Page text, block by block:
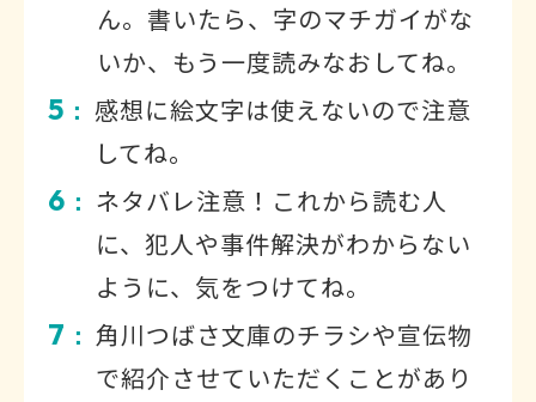
ん。書いたら、字のマチガイがな
いか、もう一度読みなおしてね。
5 ： 感想に絵文字は使えないので注意
してね。
6 ： ネタバレ注意！これから読む人
に、犯人や事件解決がわからない
ように、気をつけてね。
7 ： 角川つばさ文庫のチラシや宣伝物
で紹介させていただくことがあり